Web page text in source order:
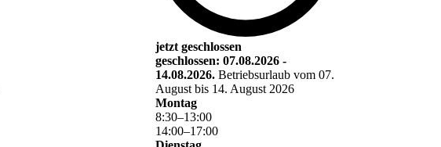
jetzt geschlossen
geschlossen: 07.08.2026 -
14.08.2026. Betriebsurlaub vom 07.
August bis 14. August 2026
Montag
8:30–13:00
14:00–17:00